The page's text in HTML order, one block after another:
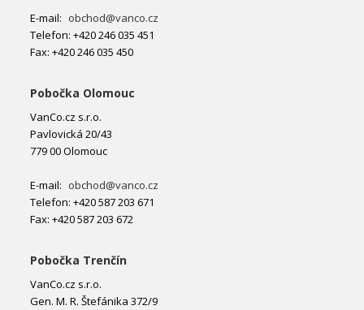
E-mail: obchod@vanco.cz
Telefon: +420 246 035 451
Fax: +420 246 035 450
Pobočka Olomouc
VanCo.cz s.r.o.
Pavlovická 20/43
779 00 Olomouc
E-mail: obchod@vanco.cz
Telefon: +420 587 203 671
Fax: +420 587 203 672
Pobočka Trenčín
VanCo.cz s.r.o.
Gen. M. R. Štefánika 372/9